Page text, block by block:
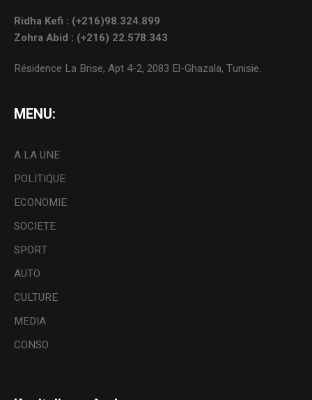
Ridha Kefi : (+216)98.324.899
Zohra Abid : (+216) 22.578.343
Résidence La Brise, Apt 4-2, 2083 El-Ghazala, Tunisie.
MENU:
A LA UNE
POLITIQUE
ECONOMIE
SOCIETE
SPORT
AUTO
CULTURE
MEDIA
CONSO